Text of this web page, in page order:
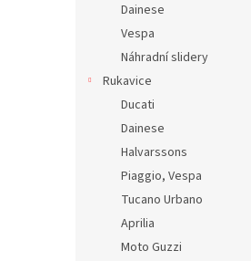
Dainese
Vespa
Náhradní slidery
Rukavice
Ducati
Dainese
Halvarssons
Piaggio, Vespa
Tucano Urbano
Aprilia
Moto Guzzi